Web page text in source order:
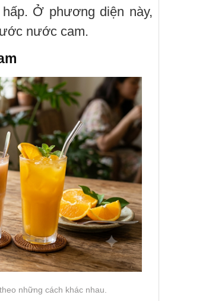
Ở phương diện này,
nước cam.
những cách khác nhau.